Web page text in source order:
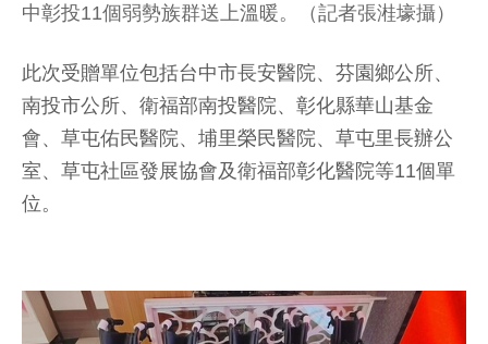
中彰投11個弱勢族群送上溫暖。（記者張溎壕攝）
此次受贈單位包括台中市長安醫院、芬園鄉公所、
南投市公所、衛福部南投醫院、彰化縣華山基金
會、草屯佑民醫院、埔里榮民醫院、草屯里長辦公
室、草屯社區發展協會及衛福部彰化醫院等11個單
位。